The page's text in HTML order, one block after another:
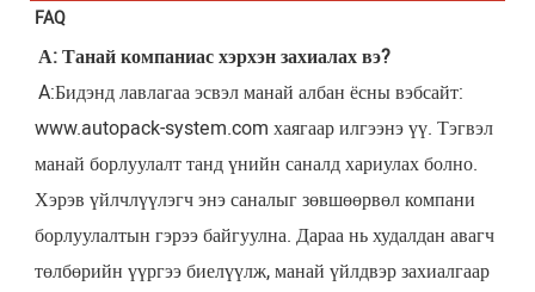
FAQ
А: Танай компаниас хэрхэн захиалах вэ?
A:Бидэнд лавлагаа эсвэл манай албан ёсны вэбсайт:
www.autopack-system.com хаягаар илгээнэ үү. Тэгвэл
манай борлуулалт танд үнийн саналд хариулах болно.
Хэрэв үйлчлүүлэгч энэ саналыг зөвшөөрвөл компани
борлуулалтын гэрээ байгуулна. Дараа нь худалдан авагч
төлбөрийн үүргээ биелүүлж, манай үйлдвэр захиалгаар